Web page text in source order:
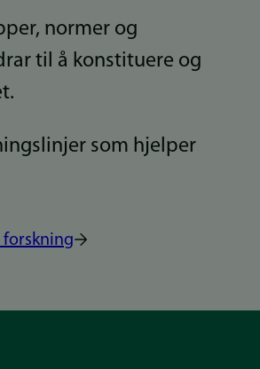
normer og
til å konstituere og
som hjelper
forskning